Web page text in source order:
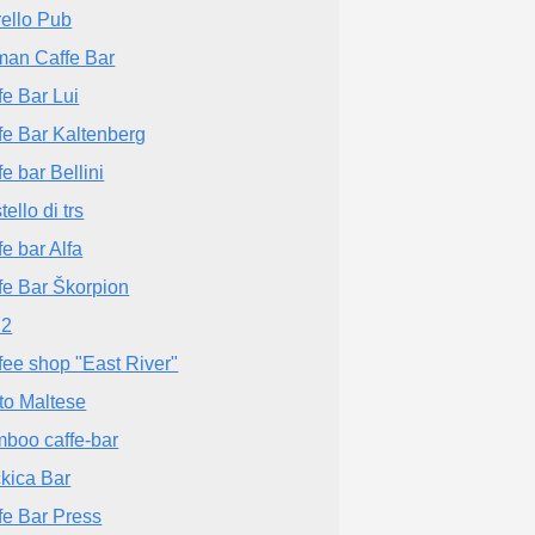
Pub
Caffe Bar
Bar Lui
Bar Kaltenberg
bar Bellini
di trs
bar Alfa
Bar Škorpion
shop "East River"
Maltese
caffe-bar
Bar
Bar Press